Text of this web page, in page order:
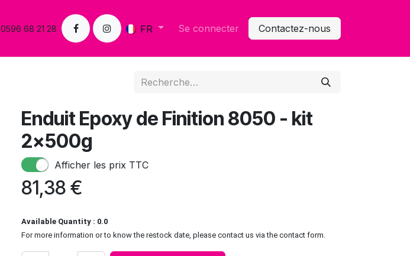
0596 68 21 28 FR Se connecter Contactez-nous
Enduit Epoxy de Finition 8050 - kit
2x500g
Afficher les prix TTC
81,38 €
Available Quantity : 0.0
For more information or to know the restock date, please contact us via the contact form.